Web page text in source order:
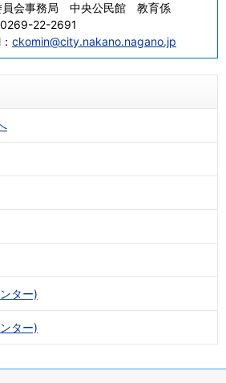
員会事務局 中央公民館 教育係
0269-22-2691
ckomin@city.nakano.nagano.jp
ター)
ター)